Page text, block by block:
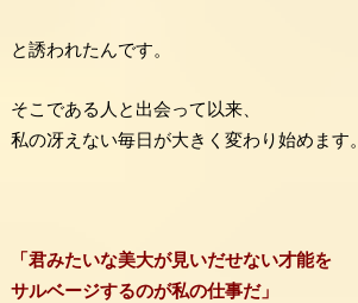
と誘われたんです。
そこである人と出会って以来、
私の冴えない毎日が大きく変わり始めます。
「君みたいな美大が見いだせない才能を
サルベージするのが私の仕事だ」